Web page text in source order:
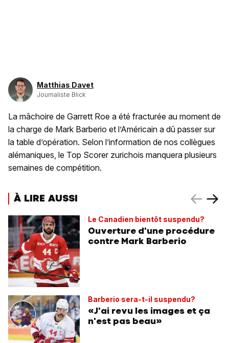
Matthias Davet
Journaliste Blick
La mâchoire de Garrett Roe a été fracturée au moment de
la charge de Mark Barberio et l’Américain a dû passer sur
la table d’opération. Selon l’information de nos collègues
alémaniques, le Top Scorer zurichois manquera plusieurs
semaines de compétition.
À LIRE AUSSI
Le Canadien bientôt suspendu?
Ouverture d'une procédure
contre Mark Barberio
Barberio sera-t-il suspendu?
«J'ai revu les images et ça
n'est pas beau»